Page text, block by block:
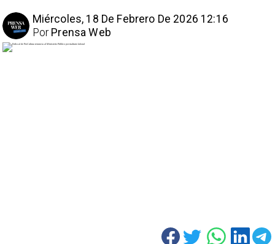
Miércoles, 18 De Febrero De 2026 12:16
Prensa Web
Por